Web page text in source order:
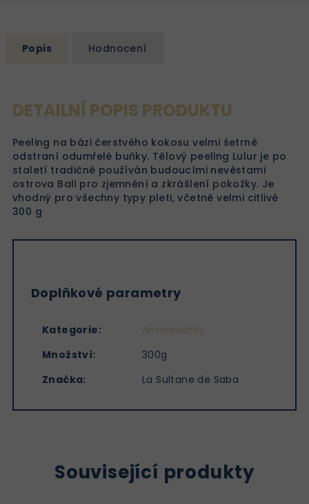
Popis Hodnocení
DETAILNÍ POPIS PRODUKTU
Peeling na bázi čerstvého kokosu velmi šetrně
odstraní odumřelé buňky. Tělový peeling Lulur je po
staletí tradičně používán budoucími nevěstami
ostrova Bali pro zjemnění a zkrášlení pokožky. Je
vhodný pro všechny typy pleti, včetně velmi citlivé
300 g
Doplňkové parametry
Kategorie:
Antioxidanty
Množství:
300g
Značka: La Sultane de Saba
Související produkty